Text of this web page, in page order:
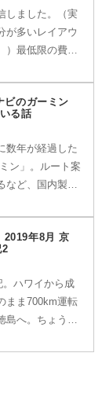
しました。（実
が多いレイアウ
）最低限の費用
能だったのです
という理由で少
す...
ビのガーミン
る話
数年が経過した
ン」。ルート案
など、国内製品
も使い続けてし
年8月 京
2
。ハワイから成
まま700km運転
へ。ちょうど